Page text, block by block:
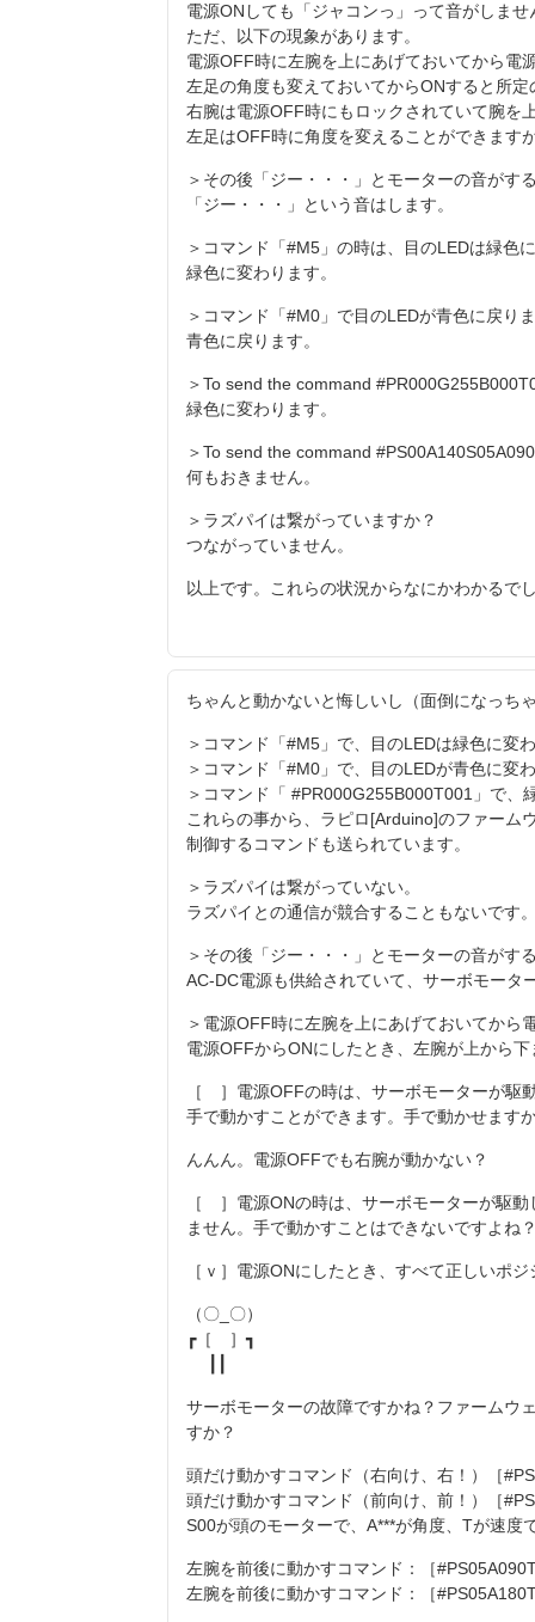
電源ONしても「ジャコンっ」って音がしませ
ただ、以下の現象があります。
電源OFF時に左腕を上にあげておいてから電
左足の角度も変えておいてからONすると所
右腕は電源OFF時にもロックされていて腕を
左足はOFF時に角度を変えることができます
＞その後「ジー・・・」とモーターの音がす
「ジー・・・」という音はします。
＞コマンド「#M5」の時は、目のLEDは緑色
緑色に変わります。
＞コマンド「#M0」で目のLEDが青色に戻り
青色に戻ります。
＞To send the command
緑色に変わります。
＞To send the command
何もおきません。
＞ラズパイは繋がっていますか？
つながっていません。
以上です。これらの状況からなにかわかるで
ちゃんと動かないと悔しいし（面倒になっち
＞コマンド「#M5」で、目のLEDは緑色に変
＞コマンド「#M0」で、目のLEDが青色に変
＞コマンド「 #PR000G255B000T001」で、
これらの事から、ラピロ[Arduino]のファーム
制御するコマンドも送られています。
＞ラズパイは繋がっていない。
ラズパイとの通信が競合することもないです
＞その後「ジー・・・」とモーターの音がす
AC-DC電源も供給されていて、サーボモータ
＞電源OFF時に左腕を上にあげておいてから
電源OFFからONにしたとき、左腕が上から
［ ］電源OFFの時は、サーボモーターが駆
手で動かすことができます。手で動かせます
んんん。電源OFFでも右腕が動かない？
［ ］電源ONの時は、サーボモーターが駆
ません。手で動かすことはできないですよね
［ｖ］電源ONにしたとき、すべて正しいポ
（〇_〇）
┏［ ］┓
サーボモーターの故障ですかね？ファームウ
すか？
頭だけ動かすコマンド（右向け、右！）［
頭だけ動かすコマンド（前向け、前！）［
S00が頭のモーターで、A***が角度、Tが速度
左腕を前後に動かすコマンド：［
左腕を前後に動かすコマンド：［